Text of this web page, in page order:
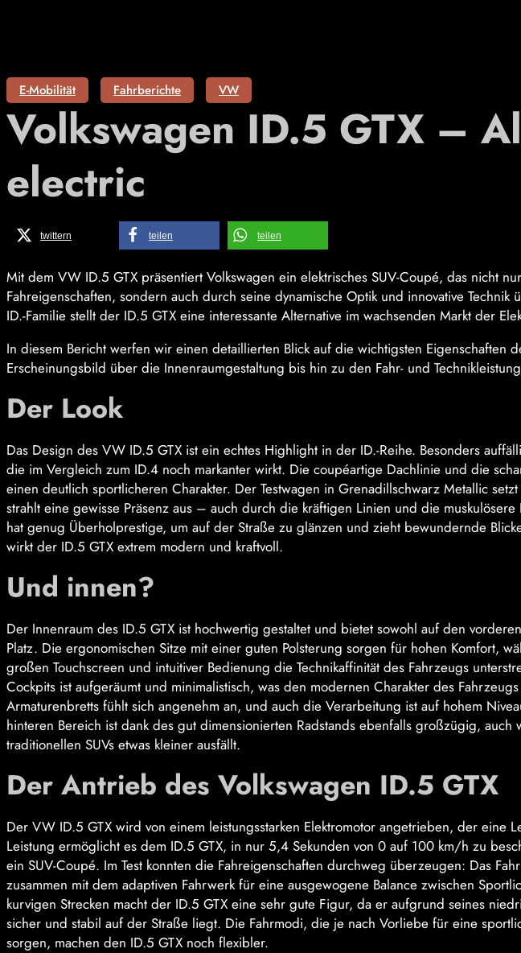
E-Mobilität Fahrberichte VW
Volkswagen ID.5 GTX –
electric
twittern teilen teilen
Mit dem VW ID.5 GTX präsentiert Volkswagen ein elektrisches SUV-Coupé, das nicht
Fahreigenschaften, sondern auch durch seine dynamische Optik und innovative
ID.-Familie stellt der ID.5 GTX eine interessante Alternative im wachsenden Markt der
In diesem Bericht werfen wir einen detaillierten Blick auf die wichtigsten Eigenschaften
Erscheinungsbild über die Innenraumgestaltung bis hin zu den Fahr- und
Der Look
Das Design des VW ID.5 GTX ist ein echtes Highlight in der ID.-Reihe. Besonders
die im Vergleich zum ID.4 noch markanter wirkt. Die coupéartige Dachlinie und die
einen deutlich sportlicheren Charakter. Der Testwagen in Grenadillschwarz Metallic
strahlt eine gewisse Präsenz aus – auch durch die kräftigen Linien und die
hat genug Überholprestige, um auf der Straße zu glänzen und zieht bewundernde
wirkt der ID.5 GTX extrem modern und kraftvoll.
Und innen?
Der Innenraum des ID.5 GTX ist hochwertig gestaltet und bietet sowohl auf den
Platz. Die ergonomischen Sitze mit einer guten Polsterung sorgen für hohen Komfort,
großen Touchscreen und intuitiver Bedienung die Technikaffinität des Fahrzeugs
Cockpits ist aufgeräumt und minimalistisch, was den modernen Charakter des
Armaturenbretts fühlt sich angenehm an, und auch die Verarbeitung ist auf hohem
hinteren Bereich ist dank des gut dimensionierten Radstands ebenfalls großzügig,
traditionellen SUVs etwas kleiner ausfällt.
Der Antrieb des Volkswagen ID.5 GTX
Der VW ID.5 GTX wird von einem leistungsstarken Elektromotor angetrieben, der eine
Leistung ermöglicht es dem ID.5 GTX, in nur 5,4 Sekunden von 0 auf 100 km/h zu
ein SUV-Coupé. Im Test konnten die Fahreigenschaften durchweg überzeugen: Das
zusammen mit dem adaptiven Fahrwerk für eine ausgewogene Balance zwischen
kurvigen Strecken macht der ID.5 GTX eine sehr gute Figur, da er aufgrund seines
sicher und stabil auf der Straße liegt. Die Fahrmodi, die je nach Vorliebe für eine
sorgen, machen den ID.5 GTX noch flexibler.